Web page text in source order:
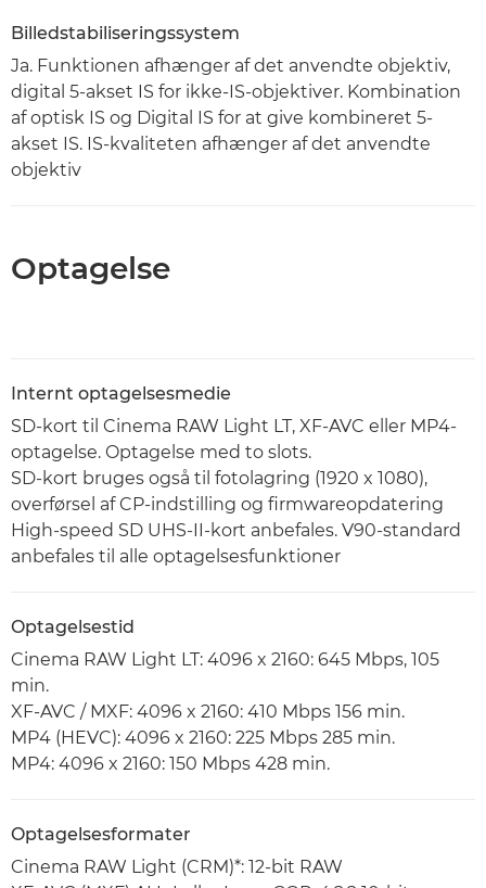
Billedstabiliseringssystem
Ja. Funktionen afhænger af det anvendte objektiv,
digital 5-akset IS for ikke-IS-objektiver. Kombination
af optisk IS og Digital IS for at give kombineret 5-
akset IS. IS-kvaliteten afhænger af det anvendte
objektiv
Optagelse
Internt optagelsesmedie
SD-kort til Cinema RAW Light LT, XF-AVC eller MP4-
optagelse. Optagelse med to slots.
SD-kort bruges også til fotolagring (1920 x 1080),
overførsel af CP-indstilling og firmwareopdatering
High-speed SD UHS-II-kort anbefales. V90-standard
anbefales til alle optagelsesfunktioner
Optagelsestid
Cinema RAW Light LT: 4096 x 2160: 645 Mbps, 105
min.
XF-AVC / MXF: 4096 x 2160: 410 Mbps 156 min.
MP4 (HEVC): 4096 x 2160: 225 Mbps 285 min.
MP4: 4096 x 2160: 150 Mbps 428 min.
Optagelsesformater
Cinema RAW Light (CRM)*: 12-bit RAW